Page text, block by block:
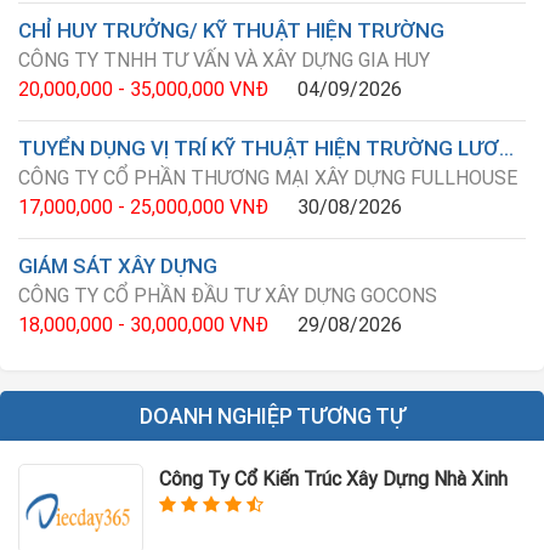
CHỈ HUY TRƯỞNG/ KỸ THUẬT HIỆN TRƯỜNG
CÔNG TY TNHH TƯ VẤN VÀ XÂY DỰNG GIA HUY
20,000,000 - 35,000,000 VNĐ
04/09/2026
TUYỂN DỤNG VỊ TRÍ KỸ THUẬT HIỆN TRƯỜNG LƯƠNG TỪ 17-25 TRIỆU
CÔNG TY CỔ PHẦN THƯƠNG MẠI XÂY DỰNG FULLHOUSE
17,000,000 - 25,000,000 VNĐ
30/08/2026
GIÁM SÁT XÂY DỰNG
CÔNG TY CỔ PHẦN ĐẦU TƯ XÂY DỰNG GOCONS
18,000,000 - 30,000,000 VNĐ
29/08/2026
DOANH NGHIỆP TƯƠNG TỰ
Công Ty Cổ Kiến Trúc Xây Dựng Nhà Xinh